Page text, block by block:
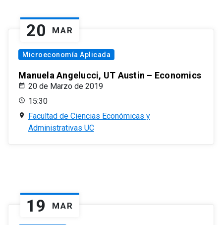
20 MAR
Microeconomía Aplicada
Manuela Angelucci, UT Austin – Economics
20 de Marzo de 2019
15:30
Facultad de Ciencias Económicas y
Administrativas UC
19 MAR